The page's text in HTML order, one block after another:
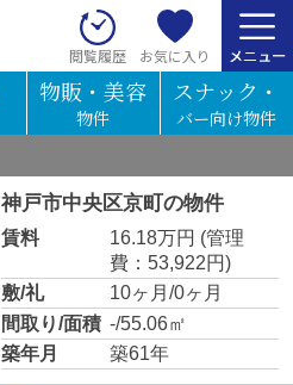
閲覧履歴 お気に入り
物販・美容
物件
スナック・
バー向け物件
神戸市中央区京町の物件
賃料 16.18万円 (管理
費：53,922円)
敷/礼
10ヶ月/0ヶ月
間取り/面積 -/55.06㎡
築年月
築61年